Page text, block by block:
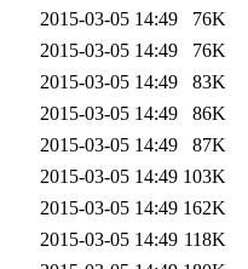
2015-03-05 14:49
76K
2015-03-05 14:49
76K
2015-03-05 14:49
83K
2015-03-05 14:49
86K
2015-03-05 14:49
87K
2015-03-05 14:49 103K
2015-03-05 14:49 162K
2015-03-05 14:49 118K